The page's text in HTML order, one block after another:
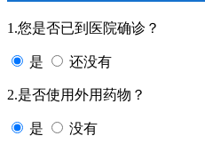
1.您是否已到医院确诊？
是 还没有
2.是否使用外用药物？
是 没有